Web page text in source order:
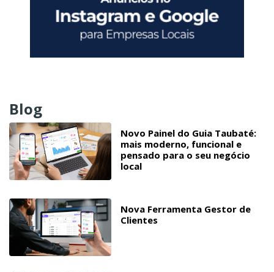
Blog
Novo Painel do Guia Taubaté:
mais moderno, funcional e
pensado para o seu negócio
local
Nova Ferramenta Gestor de
Clientes